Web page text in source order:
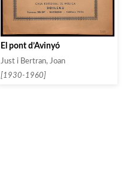
El pont d’Avinyó
Just i Bertran, Joan
[1930-1960]